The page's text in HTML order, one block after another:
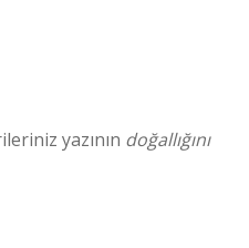
yazının doğallığını